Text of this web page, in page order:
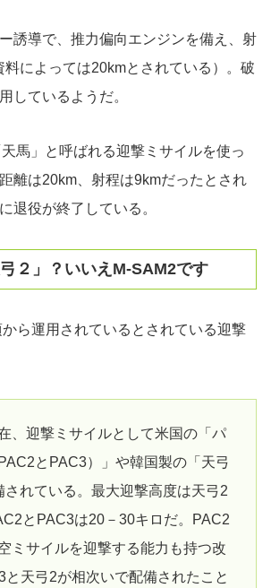
誘導で、推力偏向エンジンを備え、射
によっては20kmとされている）。破
しているようだ。
馬」と呼ばれる迎撃ミサイルを使っ
離は20km、射程は9kmだったとされ
退役が終了している。
２」？いいえM-SAM2です
ら運用されているとされている迎撃
、迎撃ミサイルとして米国の「パ
とPAC3）」や韓国製の「天弓
されている。最大迎撃高度は天弓2
とPAC3は20－30キロだ。PAC2
ミサイルを迎撃する能力も持つ改
と天弓2が相次いで配備されたこと